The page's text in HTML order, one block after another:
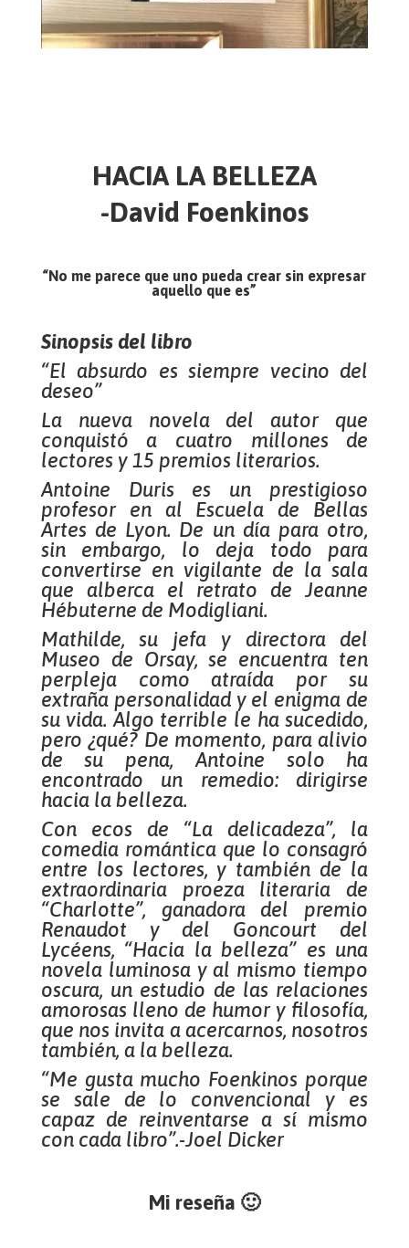
HACIA LA BELLEZA
-David Foenkinos
“No me parece que uno pueda crear sin expresar
aquello que es”
Sinopsis del libro
“El absurdo es siempre vecino del
deseo”
La nueva novela del autor que
conquistó a cuatro millones de
lectores y 15 premios literarios.
Antoine Duris es un prestigioso
profesor en al Escuela de Bellas
Artes de Lyon. De un día para otro,
sin embargo, lo deja todo para
convertirse en vigilante de la sala
que alberca el retrato de Jeanne
Hébuterne de Modigliani.
Mathilde, su jefa y directora del
Museo de Orsay, se encuentra ten
perpleja como atraída por su
extraña personalidad y el enigma de
su vida. Algo terrible le ha sucedido,
pero ¿qué? De momento, para alivio
de su pena, Antoine solo ha
encontrado un remedio: dirigirse
hacia la belleza.
Con ecos de “La delicadeza”, la
comedia romántica que lo consagró
entre los lectores, y también de la
extraordinaria proeza literaria de
“Charlotte”, ganadora del premio
Renaudot y del Goncourt del
Lycéens, “Hacia la belleza” es una
novela luminosa y al mismo tiempo
oscura, un estudio de las relaciones
amorosas lleno de humor y filosofía,
que nos invita a acercarnos, nosotros
también, a la belleza.
“Me gusta mucho Foenkinos porque
se sale de lo convencional y es
capaz de reinventarse a sí mismo
con cada libro”.-Joel Dicker
Mi reseña 🙂